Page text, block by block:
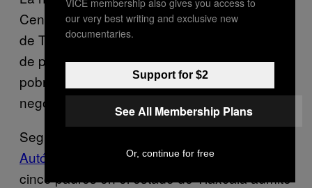
Centro Fray Julián, una organización católica
de Tlaxcala que lucha para erradicar la trata
de personas en el estado, dijo que a los
pobres de Tlaxcala les parece atractivo el
negocio de la trata de personas.
Según
Autónoma de Tlaxcala en 2010, uno de cada
cinco padres en el estado de Tlaxcala admite
our very best writing and exclusive new
documentaries.
Support for $2
See All Membership Plans
Or, continue for free